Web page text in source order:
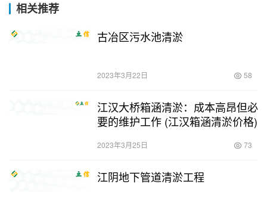
相关推荐
古冶区污水池清淤
2023年3月22日 58
江汉大桥箱涵清淤：成本高昂但必
要的维护工作 (江汉箱涵清淤价格)
2023年3月25日 73
江阴地下管道清淤工程